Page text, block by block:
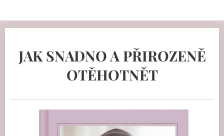
JAK SNADNO A PŘIROZENĚ
OTĚHOTNĚT